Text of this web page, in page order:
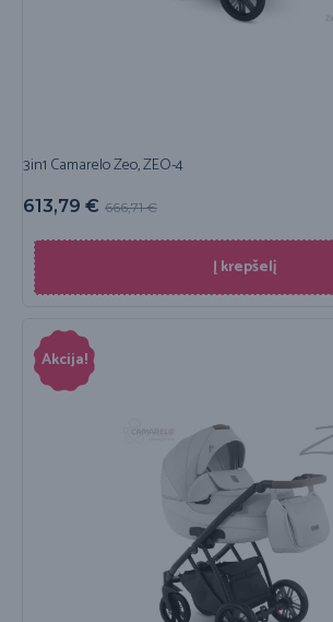
3in1 Camarelo Zeo, ZEO-4
666,71€
613,79 €
Į krepšelį
Akcija!